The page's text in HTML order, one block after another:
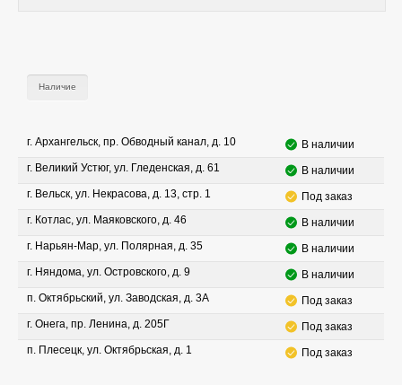
Наличие
г. Архангельск, пр. Обводный канал, д. 10
В наличии
г. Великий Устюг, ул. Гледенская, д. 61
В наличии
г. Вельск, ул. Некрасова, д. 13, стр. 1
Под заказ
г. Котлас, ул. Маяковского, д. 46
В наличии
г. Нарьян-Мар, ул. Полярная, д. 35
В наличии
г. Няндома, ул. Островского, д. 9
В наличии
п. Октябрьский, ул. Заводская, д. 3А
Под заказ
г. Онега, пр. Ленина, д. 205Г
Под заказ
п. Плесецк, ул. Октябрьская, д. 1
Под заказ